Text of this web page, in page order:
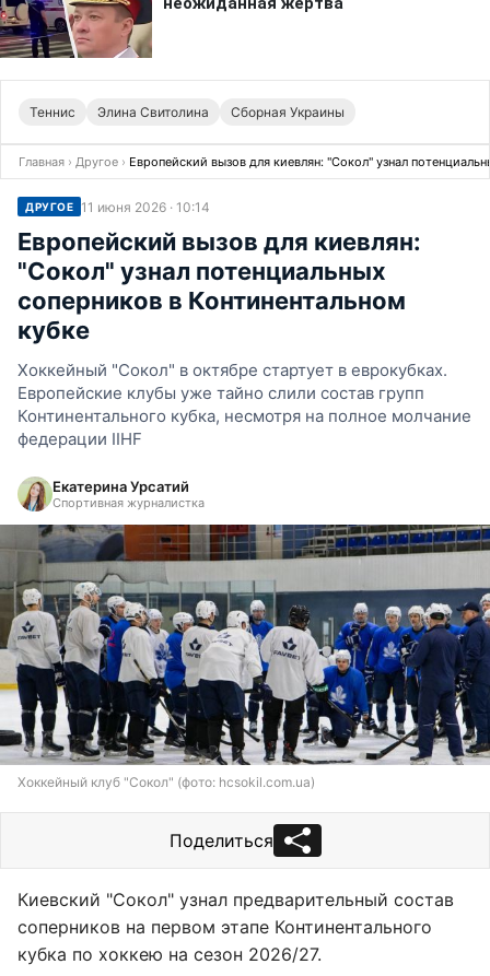
Теннис Элина Свитолина Сборная Украины
Главная › Другое › Европейский вызов для киевлян: "Сокол" узнал
ДРУГОЕ 11 июня 2026 · 10:14
Европейский вызов для киевлян:
"Сокол" узнал потенциальных
соперников в Континентальном
кубке
Хоккейный "Сокол" в октябре стартует в еврокубках.
Европейские клубы уже тайно слили состав групп
Континентального кубка, несмотря на полное молчание
федерации IIHF
Екатерина Урсатий
Спортивная журналистка
Хоккейный клуб "Сокол" (фото: hcsokil.com.ua)
Поделиться
Киевский "Сокол" узнал предварительный состав
соперников на первом этапе Континентального
кубка по хоккею на сезон 2026/27.